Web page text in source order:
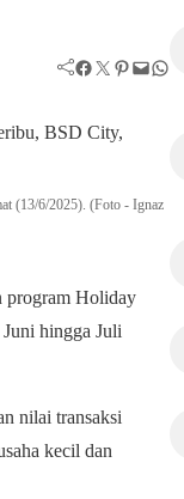
Facebook Twitter Pinterest Mail WhatsApp
(13/6/2025). (Foto - Ignaz
program Holiday
hingga Juli
nilai transaksi
kecil dan